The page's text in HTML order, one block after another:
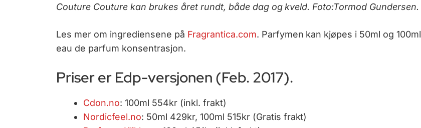
Couture Couture kan brukes året rundt, både dag og kveld. Foto:Tormod Gundersen.
Les mer om ingrediensene på Fragrantica.com. Parfymen kan kjøpes i 50ml og 100ml
eau de parfum konsentrasjon.
Priser er Edp-versjonen (Feb. 2017).
Cdon.no: 100ml 554kr (inkl. frakt)
Nordicfeel.no: 50ml 429kr, 100ml 515kr (Gratis frakt)